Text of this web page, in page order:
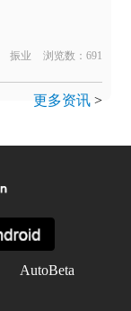
振业 浏览数：691
更多资讯>
AutoBeta